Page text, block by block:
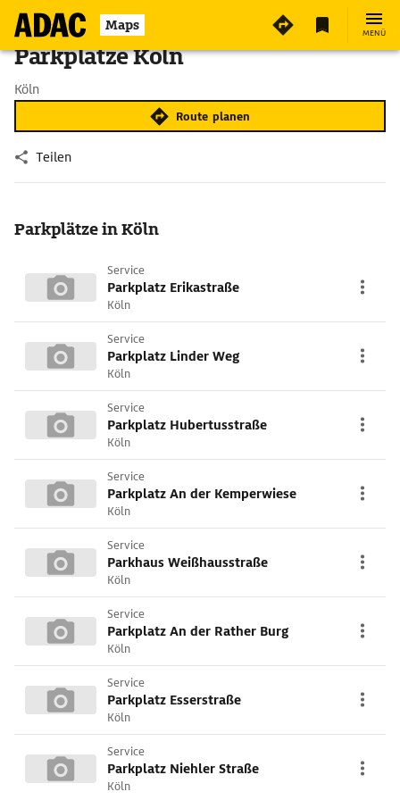
Maps MENÜ
Parkplätze Köln
Köln
Route planen
Teilen
Parkplätze in Köln
Service
Parkplatz Erikastraße
Köln
Service
Parkplatz Linder Weg
Köln
Service
Parkplatz Hubertusstraße
Köln
Service
Parkplatz An der Kemperwiese
Köln
Service
Parkhaus Weißhausstraße
Köln
Service
Parkplatz An der Rather Burg
Köln
Service
Parkplatz Esserstraße
Köln
Service
Parkplatz Niehler Straße
Köln